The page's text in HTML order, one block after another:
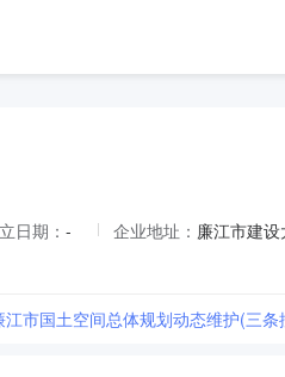
日期： - 企业地址： 廉江市建
市国土空间总体规划动态维护(三